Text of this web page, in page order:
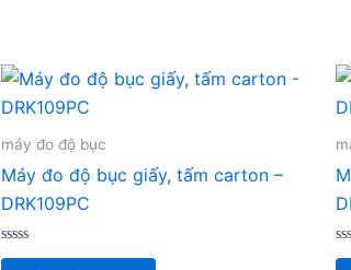
máy đo độ bục
Máy đo độ bục giấy, tấm carton –
DRK109PC
Rated